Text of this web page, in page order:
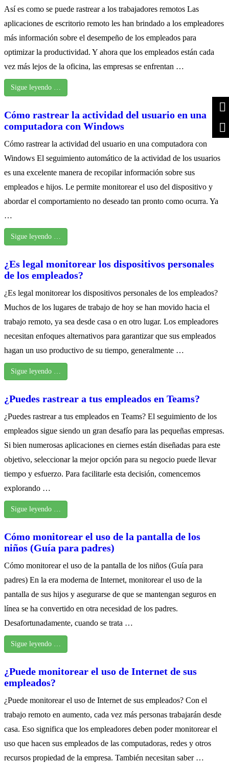
Así es como se puede rastrear a los trabajadores remotos Las
aplicaciones de escritorio remoto les han brindado a los empleadores
más información sobre el desempeño de los empleados para
optimizar la productividad. Y ahora que los empleados están cada
vez más lejos de la oficina, las empresas se enfrentan …
Sigue leyendo …
Cómo rastrear la actividad del usuario en una
computadora con Windows
Cómo rastrear la actividad del usuario en una computadora con
Windows El seguimiento automático de la actividad de los usuarios
es una excelente manera de recopilar información sobre sus
empleados e hijos. Le permite monitorear el uso del dispositivo y
abordar el comportamiento no deseado tan pronto como ocurra. Ya
…
Sigue leyendo …
¿Es legal monitorear los dispositivos personales
de los empleados?
¿Es legal monitorear los dispositivos personales de los empleados?
Muchos de los lugares de trabajo de hoy se han movido hacia el
trabajo remoto, ya sea desde casa o en otro lugar. Los empleadores
necesitan enfoques alternativos para garantizar que sus empleados
hagan un uso productivo de su tiempo, generalmente …
Sigue leyendo …
¿Puedes rastrear a tus empleados en Teams?
¿Puedes rastrear a tus empleados en Teams? El seguimiento de los
empleados sigue siendo un gran desafío para las pequeñas empresas.
Si bien numerosas aplicaciones en ciernes están diseñadas para este
objetivo, seleccionar la mejor opción para su negocio puede llevar
tiempo y esfuerzo. Para facilitarle esta decisión, comencemos
explorando …
Sigue leyendo …
Cómo monitorear el uso de la pantalla de los
niños (Guía para padres)
Cómo monitorear el uso de la pantalla de los niños (Guía para
padres) En la era moderna de Internet, monitorear el uso de la
pantalla de sus hijos y asegurarse de que se mantengan seguros en
línea se ha convertido en otra necesidad de los padres.
Desafortunadamente, cuando se trata …
Sigue leyendo …
¿Puede monitorear el uso de Internet de sus
empleados?
¿Puede monitorear el uso de Internet de sus empleados? Con el
trabajo remoto en aumento, cada vez más personas trabajarán desde
casa. Eso significa que los empleadores deben poder monitorear el
uso que hacen sus empleados de las computadoras, redes y otros
recursos propiedad de la empresa. También necesitan saber …